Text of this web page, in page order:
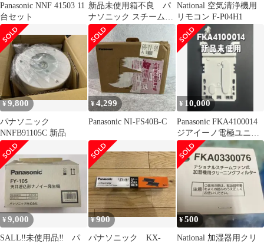
Panasonic NNF 41503 11
台セット
新品未使用箱不良 パ
ナソニック スチームア
イロン 衣類スチーマー
NI-FS40A
National 空気清浄機用
リモコン F-P04H1
¥9,800
パナソニック
NNFB91105C 新品
¥4,299
Panasonic NI-FS40B-C
¥ 10,000
Panasonic FKA4100014
ジアイーノ電極ユニッ
ト
¥9,000
SALL‼️未使用品‼ パ
¥900
パナソニック KX-
¥500
National 加湿器用クリ